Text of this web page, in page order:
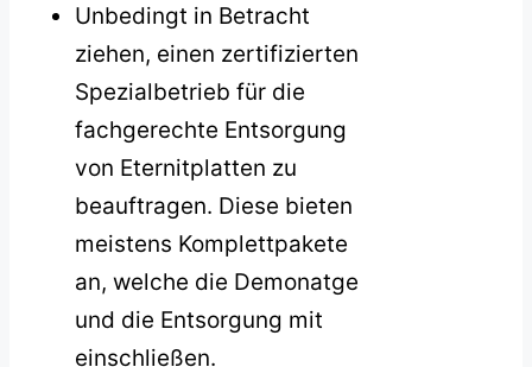
Unbedingt in Betracht
ziehen, einen zertifizierten
Spezialbetrieb für die
fachgerechte Entsorgung
von Eternitplatten zu
beauftragen. Diese bieten
meistens Komplettpakete
an, welche die Demonatge
und die Entsorgung mit
einschließen.